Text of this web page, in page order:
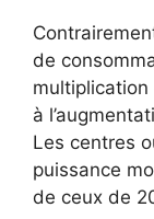
de
à
Les centres
puissance
de ceux de